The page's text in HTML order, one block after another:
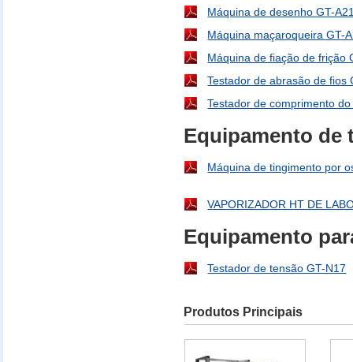
Máquina de desenho GT-
Máquina maçaroqueira GT-
Máquina de fiação de frição
Testador de abrasão de fios
Testador de comprimento
Equipamento de
Máquina de tingimento por
VAPORIZADOR HT DE
Equipamento
Testador de tensão GT-N17
Produtos Principais